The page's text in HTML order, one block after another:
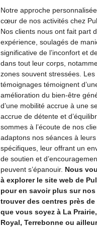
Notre approche
cœur de nos activités chez
Nos clients nous ont fait part
expérience, soulagés de
significative de l’inconfort et
dans tout leur corps,
zones souvent stressées. Les
témoignages témoignent
amélioration du bien-être
d’une mobilité accrue à une
accrue de détente et
sommes à l’écoute de nos
adaptons nos séances à
spécifiques, leur offrant un
de soutien et
peuvent s’épanouir. Nous
à explorer le site web de
pour en savoir plus sur
trouver des centres près de
que vous soyez à La
Royal, Terrebonne ou